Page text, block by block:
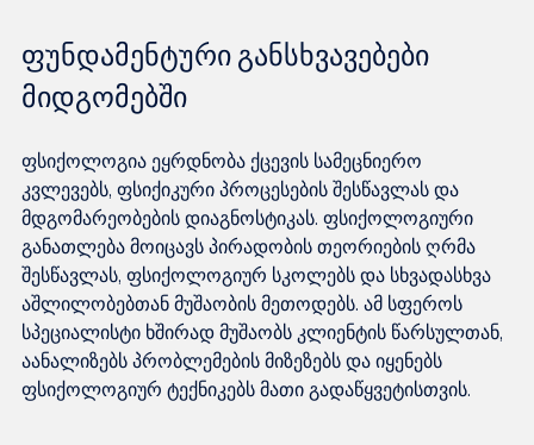
ფუნდამენტური განსხვავებები
მიდგომებში
ფსიქოლოგია ეყრდნობა ქცევის სამეცნიერო
კვლევებს, ფსიქიკური პროცესების შესწავლას და
მდგომარეობების დიაგნოსტიკას. ფსიქოლოგიური
განათლება მოიცავს პირადობის თეორიების ღრმა
შესწავლას, ფსიქოლოგიურ სკოლებს და სხვადასხვა
აშლილობებთან მუშაობის მეთოდებს. ამ სფეროს
სპეციალისტი ხშირად მუშაობს კლიენტის წარსულთან,
აანალიზებს პრობლემების მიზეზებს და იყენებს